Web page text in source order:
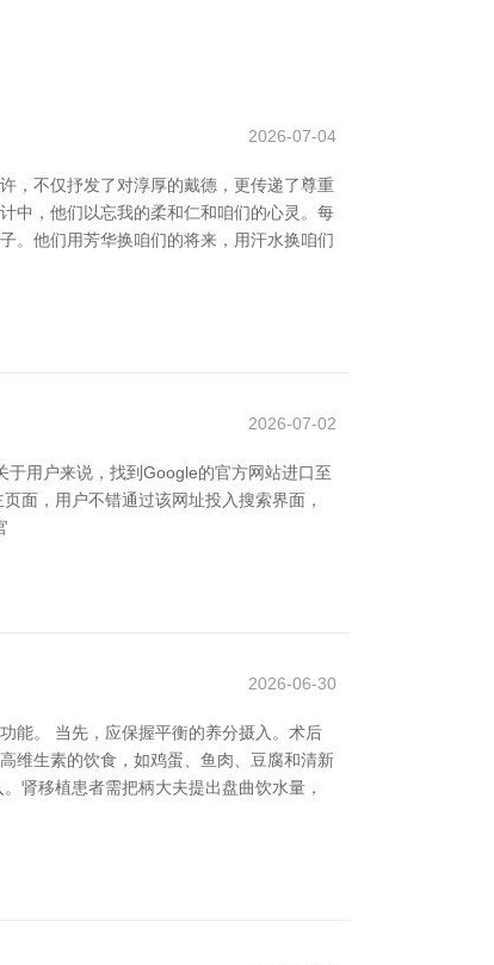
2026-07-04
，不仅抒发了对淳厚的戴德，更传递了尊重
中，他们以忘我的柔和仁和咱们的心灵。每
。他们用芳华换咱们的将来，用汗水换咱们
2026-07-02
用户来说，找到Google的官方网站进口至
面，用户不错通过该网址投入搜索界面，
2026-06-30
能。 当先，应保握平衡的养分摄入。术后
维生素的饮食，如鸡蛋、鱼肉、豆腐和清新
肾移植患者需把柄大夫提出盘曲饮水量，